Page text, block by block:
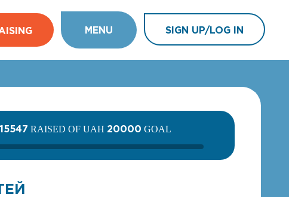
MENU SIGN UP/LOG IN
15547 RAISED OF UAH 20000 GOAL